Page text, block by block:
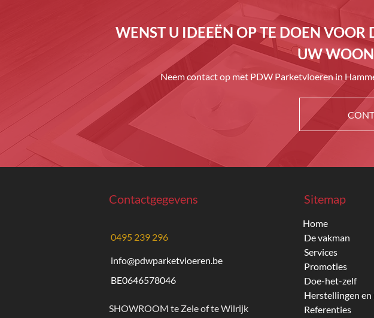
WENST U IDEEËN OP TE DOEN VOOR
UW
Neem contact op met PDW Parketvloeren in
Contactgegevens
0495 239 296
info@pdwparketvloeren.be
BE0646578046
SHOWROOM te Zele of te Wilrijk
Sitemap
De vakman
Services
Promoties
Doe-het-zelf
Referenties
Home